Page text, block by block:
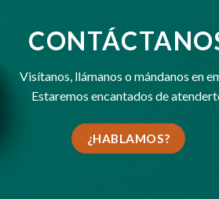
Visítanos, llámanos omándanos en
Estaremos encantados de
¿HABLAMOS?